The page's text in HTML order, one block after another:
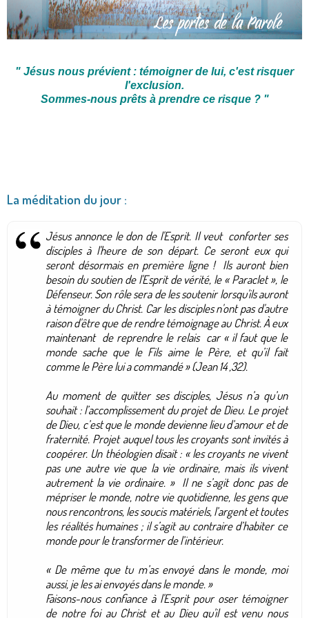
" Jésus nous prévient : témoigner de lui, c'est risquer
l'exclusion.
Sommes-nous prêts à prendre ce risque ? "
La méditation du jour :
Jésus annonce le don de l'Esprit. Il veut conforter ses
disciples à l'heure de son départ. Ce seront eux qui
seront désormais en première ligne ! Ils auront bien
besoin du soutien de l'Esprit de vérité, le « Paraclet », le
Défenseur. Son rôle sera de les soutenir lorsqu'ils auront
à témoigner du Christ. Car les disciples n'ont pas d'autre
raison d'être que de rendre témoignage au Christ. À eux
maintenant de reprendre le relais car « il faut que le
monde sache que le Fils aime le Père, et qu’il fait
comme le Père lui a commandé » (Jean 14 ,32).
Au moment de quitter ses disciples, Jésus n’a qu’un
souhait : l’accomplissement du projet de Dieu. Le projet
de Dieu, c’est que le monde devienne lieu d’amour et de
fraternité. Projet auquel tous les croyants sont invités à
coopérer. Un théologien disait : « les croyants ne vivent
pas une autre vie que la vie ordinaire, mais ils vivent
autrement la vie ordinaire. » Il ne s’agit donc pas de
mépriser le monde, notre vie quotidienne, les gens que
nous rencontrons, les soucis matériels, l’argent et toutes
les réalités humaines ; il s’agit au contraire d’habiter ce
monde pour le transformer de l’intérieur.
« De même que tu m’as envoyé dans le monde, moi
aussi, je les ai envoyés dans le monde. »
Faisons-nous confiance à l'Esprit pour oser témoigner
de notre foi au Christ et au Dieu qu'il est venu nous